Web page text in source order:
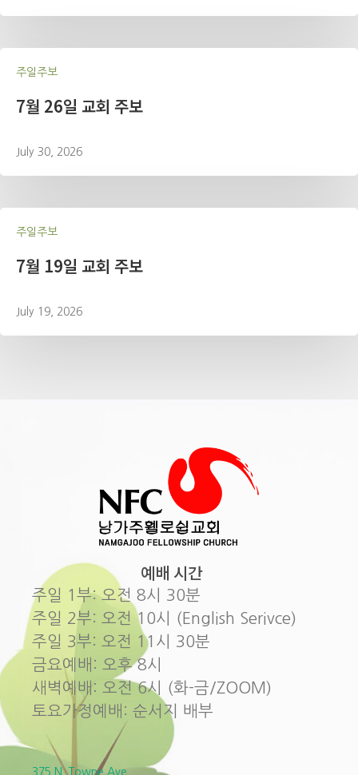
주일주보
7월 26일 교회 주보
July 30, 2026
주일주보
7월 19일 교회 주보
July 19, 2026
예배 시간
주일 1부: 오전 8시 30분
주일 2부: 오전 10시 (English Serivce)
주일 3부: 오전 11시 30분
금요예배: 오후 8시
새벽예배: 오전 6시 (화-금/ZOOM)
토요가정예배: 순서지 배부
375 N. Towne Ave.